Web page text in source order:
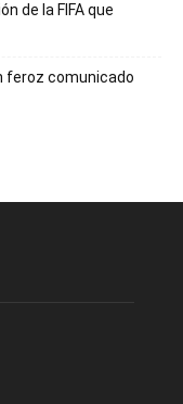
de la FIFA que
feroz comunicado